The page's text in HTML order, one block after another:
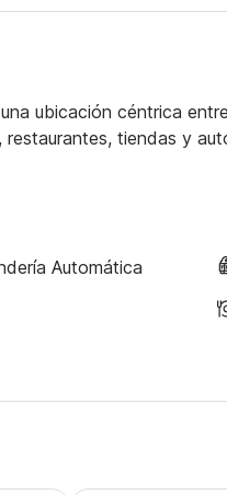
ubicación céntrica
tiendas y
Automática